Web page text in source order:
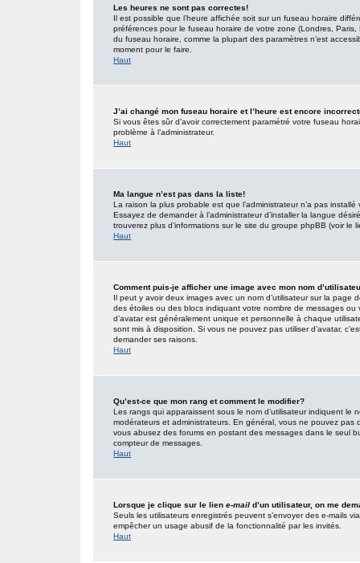
Les heures ne sont pas correctes!
Il est possible que l’heure affichée soit sur un fuseau horaire
préférences pour le fuseau horaire de votre zone (Londres,
du fuseau horaire, comme la plupart des paramètres n’est
moment pour le faire.
Haut
J’ai changé mon fuseau horaire et l’heure est encore
Si vous êtes sûr d’avoir correctement paramétré votre fuseau
problème à l’administrateur.
Haut
Ma langue n’est pas dans la liste!
La raison la plus probable est que l’administrateur n’a pas
Essayez de demander à l’administrateur d’installer la langue
trouverez plus d’informations sur le site du groupe phpBB (voir le
Haut
Comment puis-je afficher une image avec mon nom
Il peut y avoir deux images avec un nom d’utilisateur sur la
des étoiles ou des blocs indiquant votre nombre de messages
d’avatar est généralement unique et personnelle à chaque
sont mis à disposition. Si vous ne pouvez pas utiliser d’avatar,
demander ses raisons.
Haut
Qu’est-ce que mon rang et comment le modifier?
Les rangs qui apparaissent sous le nom d’utilisateur indiquent
modérateurs et administrateurs. En général, vous ne pouvez pas
vous abusez des forums en postant des messages dans le seul
compteur de messages.
Haut
Lorsque je clique sur le lien e-mail d’un utilisateur, on me
Seuls les utilisateurs enregistrés peuvent s’envoyer des e-mails
empêcher un usage abusif de la fonctionnalité par les invités.
Haut